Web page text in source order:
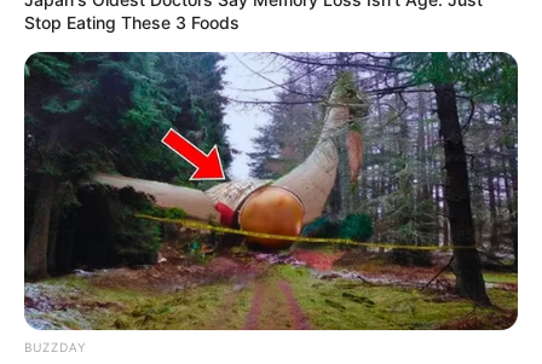
Stop Eating These 3 Foods
BUZZDAY